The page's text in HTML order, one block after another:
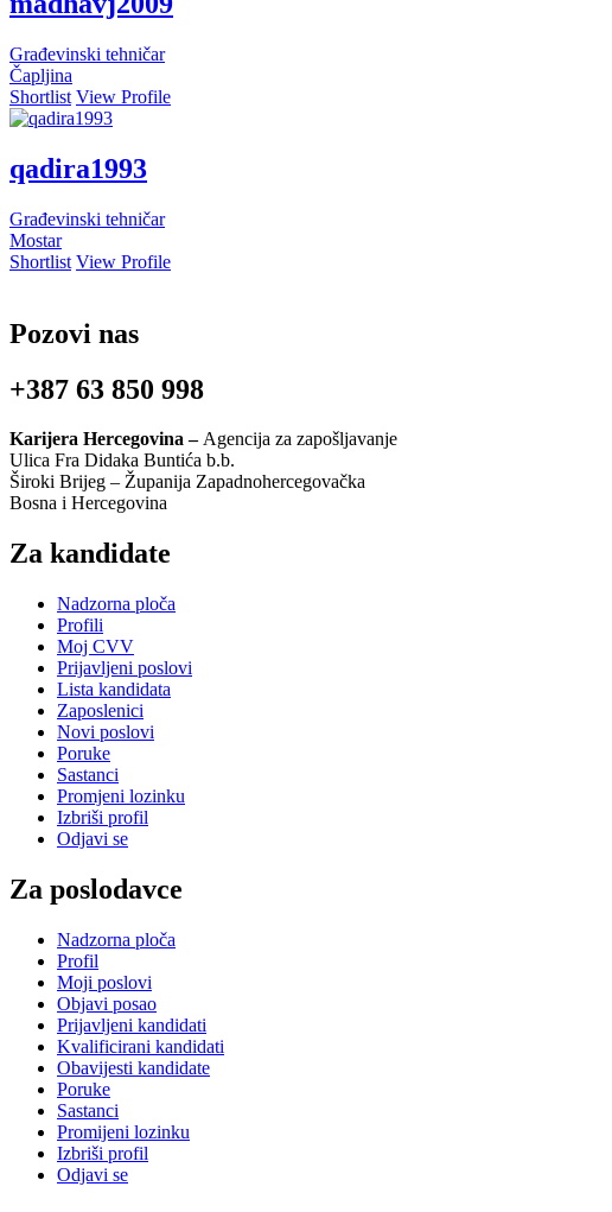
Građevinski tehničar
Čapljina
Shortlist View Profile
qadira1993
Građevinski tehničar
Mostar
Shortlist View Profile
Pozovi nas
+387 63 850 998
Karijera Hercegovina –Agencija za zapošljavanje
Ulica Fra Didaka Buntića b.b.
Široki Brijeg – Županija Zapadnohercegovačka
Bosna i Hercegovina
Za kandidate
Nadzorna ploča
Profili
Moj CVV
Prijavljeni poslovi
Lista kandidata
Zaposlenici
Novi poslovi
Poruke
Sastanci
Promjeni lozinku
Izbriši profil
Odjavi se
Za poslodavce
Nadzorna ploča
Profil
Moji poslovi
Objavi posao
Prijavljeni kandidati
Kvalificirani kandidati
Obavijesti kandidate
Poruke
Sastanci
Promijeni lozinku
Izbriši profil
Odjavi se